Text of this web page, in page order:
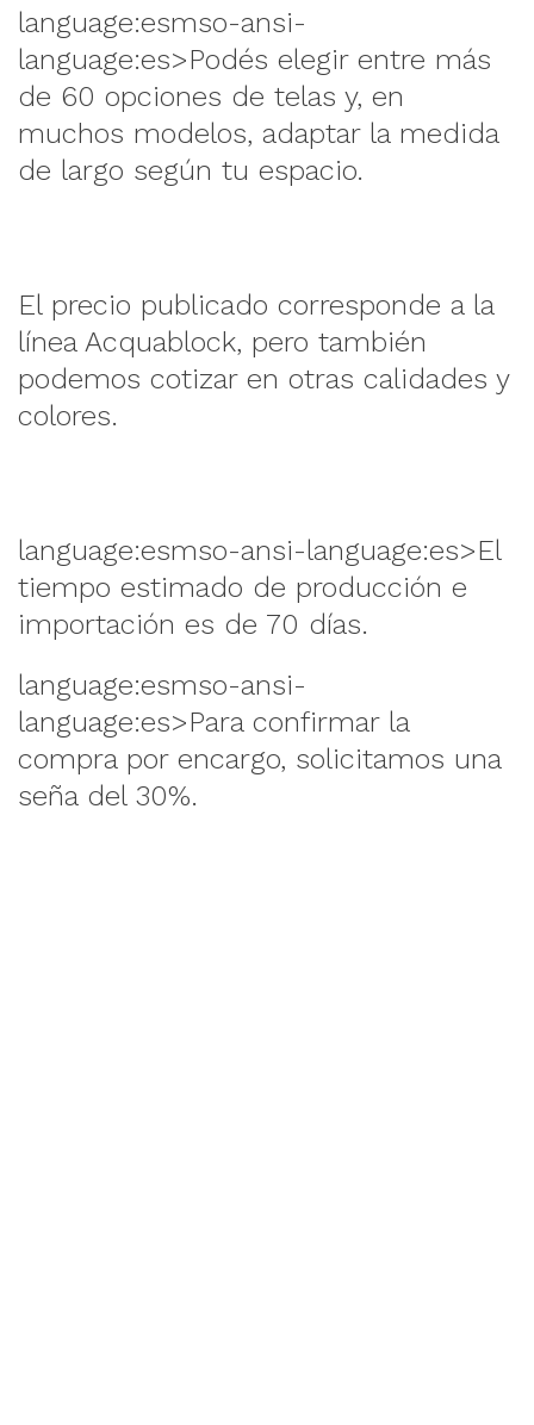
language:esmso-ansi-
language:es>Podés elegir entre más
de 60 opciones de telas y, en
muchos modelos, adaptar la medida
de largo según tu espacio.
El precio publicado corresponde a la
línea Acquablock, pero también
podemos cotizar en otras calidades y
colores.
language:esmso-ansi-language:es>El
tiempo estimado de producción e
importación es de 70 días.
language:esmso-ansi-
language:es>Para confirmar la
compra por encargo, solicitamos una
seña del 30%.